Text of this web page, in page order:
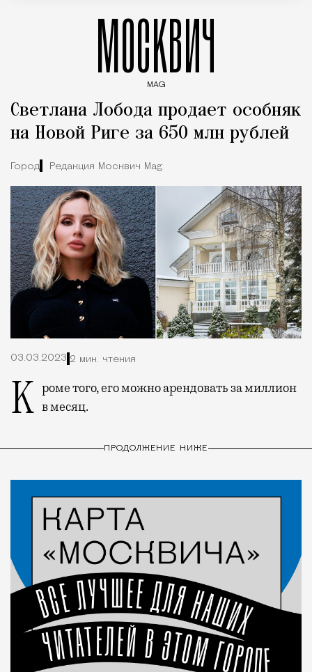
МОСКВИЧ
MAG
Светлана Лобода продает особняк
на Новой Риге за 650 млн рублей
Город Редакция Москвич Mag
03.03.2023 2 мин. чтения
Кроме того, его можно арендовать за миллион в месяц.
ПРОДОЛЖЕНИЕ НИЖЕ